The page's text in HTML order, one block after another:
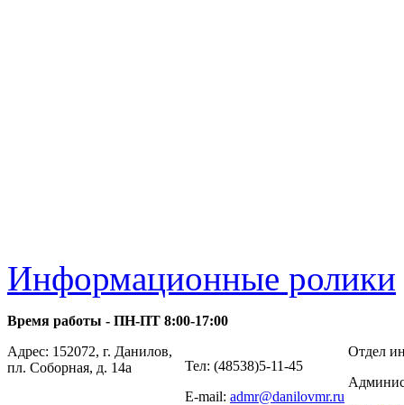
Информационные ролики
Время работы - ПН-ПТ 8:00-17:00
Адрес: 152072, г. Данилов,
пл. Соборная, д. 14а
Тел: (48538)5-11-45
E-mail: admr@danilovmr.ru
Отдел